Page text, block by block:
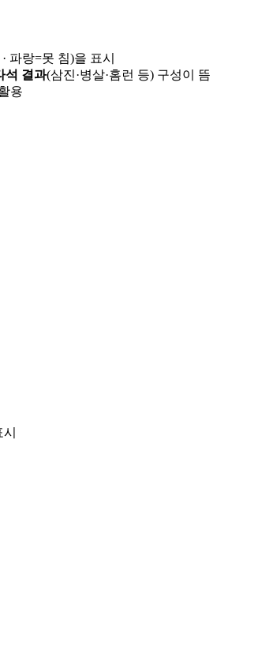
파랑=못 침)을 표시
석 결과(삼진·병살·홈런 등) 구성이 뜸
용